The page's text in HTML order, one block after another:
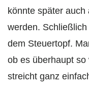
könnte später auch
werden.
dem Steuertopf.
ob es überhaupt
streicht ganz